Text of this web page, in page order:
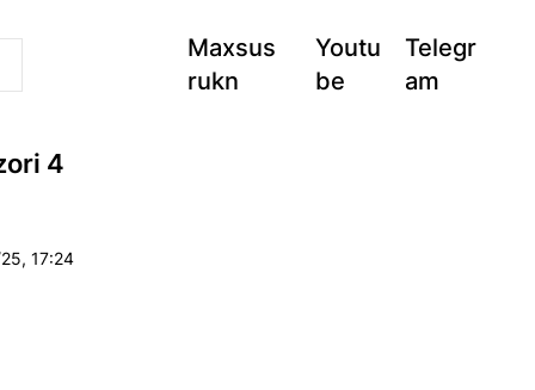
Maxsus
rukn
Telegr
am
Youtu
be
4
17:24